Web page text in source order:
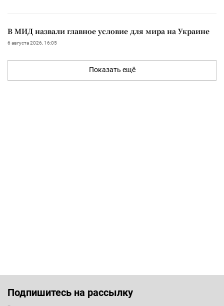
В МИД назвали главное условие для мира на Украине
6 августа 2026, 16:05
Показать ещё
Подпишитесь на рассылку